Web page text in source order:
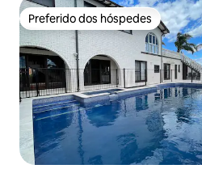
Preferido dos hóspedes
Preferido dos hóspedes